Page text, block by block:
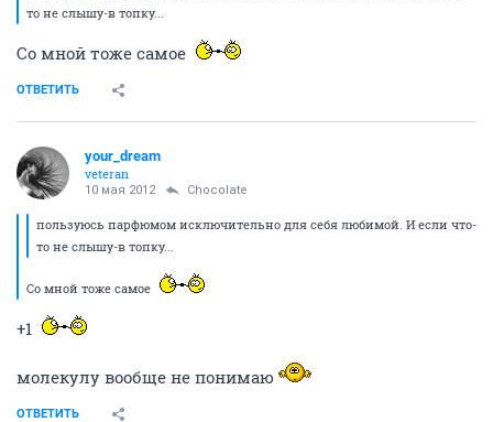
то не слышу-в топку...
Со мной тоже самое
ОТВЕТИТЬ
your_dream
veteran
10 мая 2012 Chocolate
пользуюсь парфюмом исключительно для себя любимой. И если что-
то не слышу-в топку...
Со мной тоже самое
+1
молекулу вообще не понимаю
ОТВЕТИТЬ